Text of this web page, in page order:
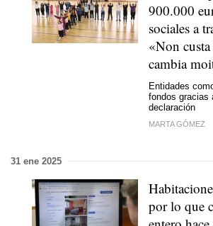
900.000
sociales a
«Non
cambia
Entidades
fondos gracias
declaración
MARTA GÓMEZ
31 ene 2025
por lo que